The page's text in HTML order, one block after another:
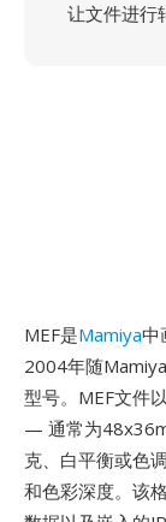
让文件进行
MEF是Mamiya中
2004年随
型号。MEF文件
— 通常为
克、白平衡或色
和色彩深度。该